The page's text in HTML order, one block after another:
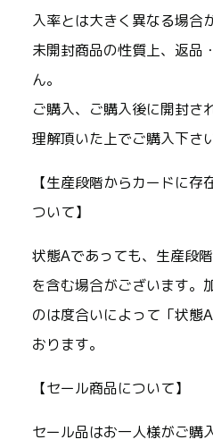
入率とは大きく異なる場合
未開封商品の性質上、返品
ん。
ご購入、ご購入後に開封さ
理解頂いた上でご購入下さい
【生産段階からカードに存
ついて】
状態Aであっても、生産段
を含む場合がございます。
のは度合いによって「状態
おります。
【セール商品について】
セール品はお一人様がご購